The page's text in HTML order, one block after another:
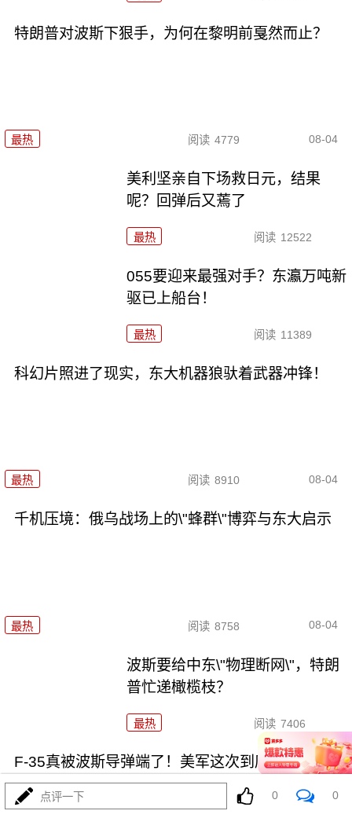
特朗普对波斯下狠手，为何在黎明前戛然而止？
最热 阅读 4779 08-04
美利坚亲自下场救日元，结果
呢？回弹后又蔫了
最热 阅读 12522
055要迎来最强对手？东瀛万吨新
驱已上船台！
最热 阅读 11389
科幻片照进了现实，东大机器狼驮着武器冲锋！
最热 阅读 8910 08-04
千机压境：俄乌战场上的\"蜂群\"博弈与东大启示
最热 阅读 8758 08-04
波斯要给中东\"物理断网\"，特朗
普忙递橄榄枝？
最热 阅读 7406
F-35真被波斯导弹端了！美军这次到底输在哪
点评一下 0 0